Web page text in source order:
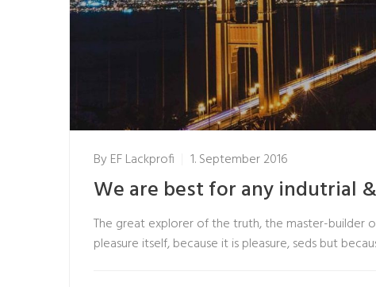
ByEF Lackprofi 1. September 2016
We are best for any indutrial
The great explorer of the truth, the master-builder
pleasure itself, because it is pleasure, seds but